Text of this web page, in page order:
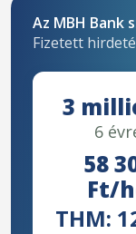
Az MBH Bank
Fizetett
3
6
58
Ft/
THM: